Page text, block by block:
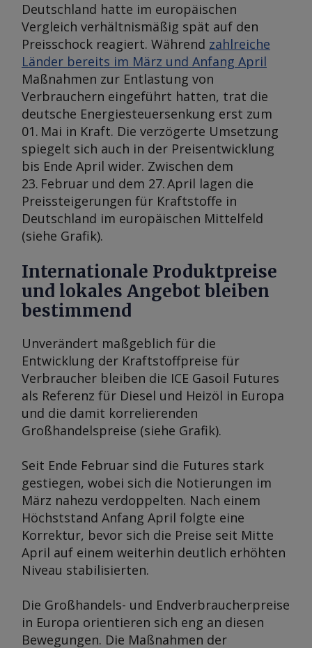
Deutschland hatte im europäischen
Vergleich verhältnismäßig spät auf den
Preisschock reagiert. Während zahlreiche
Länder bereits im März und Anfang April
Maßnahmen zur Entlastung von
Verbrauchern eingeführt hatten, trat die
deutsche Energiesteuersenkung erst zum
01. Mai in Kraft. Die verzögerte Umsetzung
spiegelt sich auch in der Preisentwicklung
bis Ende April wider. Zwischen dem
23. Februar und dem 27. April lagen die
Preissteigerungen für Kraftstoffe in
Deutschland im europäischen Mittelfeld
(siehe Grafik).
Internationale Produktpreise
und lokales Angebot bleiben
bestimmend
Unverändert maßgeblich für die
Entwicklung der Kraftstoffpreise für
Verbraucher bleiben die ICE Gasoil Futures
als Referenz für Diesel und Heizöl in Europa
und die damit korrelierenden
Großhandelspreise (siehe Grafik).
Seit Ende Februar sind die Futures stark
gestiegen, wobei sich die Notierungen im
März nahezu verdoppelten. Nach einem
Höchststand Anfang April folgte eine
Korrektur, bevor sich die Preise seit Mitte
April auf einem weiterhin deutlich erhöhten
Niveau stabilisierten.
Die Großhandels- und Endverbraucherpreise
in Europa orientieren sich eng an diesen
Bewegungen. Die Maßnahmen der